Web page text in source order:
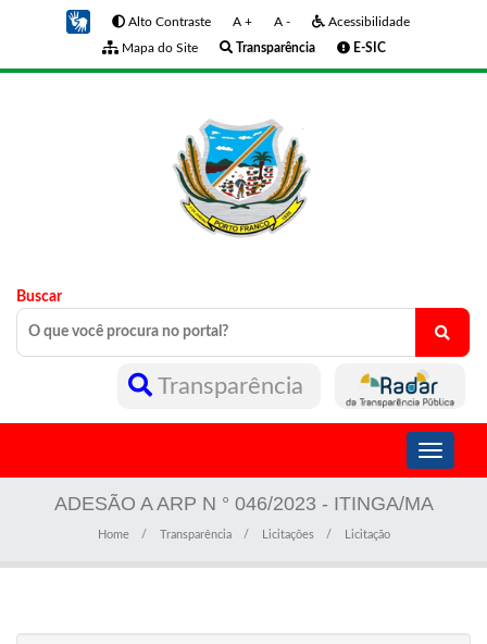
Alto Contraste A + A -
Acessibilidade
Mapa do Site
Transparência E-SIC
Buscar
Transparência
Toggle
ADESÃO A ARP N ° 046/2023 - ITINGA/MA
Home Transparência Licitações Licitação